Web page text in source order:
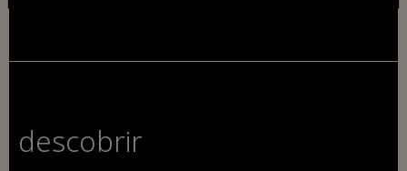
descobrir